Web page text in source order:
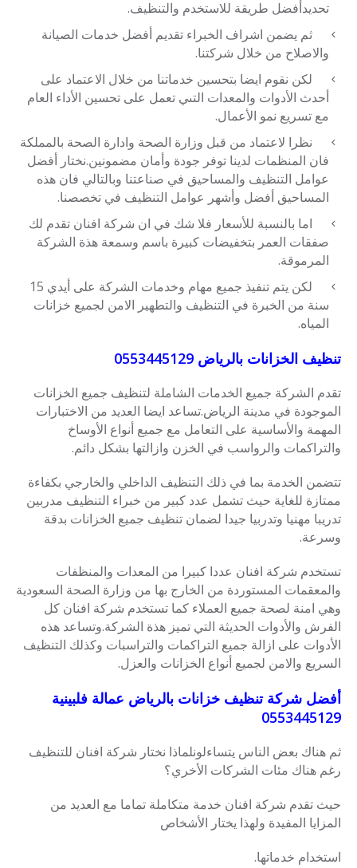
تحديدأفضل طريقة للاستخدم والتنظيف.
ثم يضمن اشراف الخبراء تقديم أفضل خدمات الصيانة
والاصلاح من خلال شركتنا.
لكن نقوم ايضا بتحسين خدماتنا من خلال الاعتماد على
أحدث الأدوات والمعدات التىي تعمل على تحسين الأداء العام
مع تسريع نمو الأعمال.
نظرا لاعتماد من قبل وزارة الصحة وادارة الصحة بالمملكة
فان المنظمات لدينا توفر جودة وأمان مضمونين.نختار أفضل
عوامل التنظيف والمساحيق في صناعتنا وبالتالي فان هذه
المساحيق أفضل وأشهر عوامل التنظيف في تخصصنا.
اما بالنسبة للأسعار فلا شك في ان شركة افنان تقدم لك
صفقات العمر بتخفيضات كبيرة باسم وسمعة هذة الشركة
المرموقة.
لكن يتم تنفيذ جميع مهام وخدمات الشركة على أيدي 15
سنة من الخبرة في التنظيف والتطهير الامن لجميع خزانات
المياه.
تنظيف الخزانات بالرياض 0553445129
تقدم الشركة جميع الخدمات الشاملة لتنظيف جميع الخزانات
الموجودة في مدينة الرياض.تساعد ايضا العديد من الاختبارات
المهمة والأساسية على التعامل مع جميع أنواع الأوساخ
والتراكمات والرواسب في الخزن وازالتها بشكل دائم.
تتضمن الخدمة بما في ذلك التنظيف الداخلي والخارجي بكفاءة
ممتازة للغاية حيث تشمل عدد كبير من خبراء التنظيف مدربين
تدريبا مهنيا وتدربيا جيدا لضمان تنظيف جميع الخزانات بدقة
وسرعة.
تستخدم شركة افنان عددا كبيرا من المعدات والمنظفات
والمعقمات المستوردة من الخارج بها من وزارة الصحة السعودية
وهي امنة لصحة جميع العملاء كما تستخدم شركة افنان كل
الفرش والأدوات الحديثة التي تميز هذة الشركة.وتساعد هذه
الأدوات على ازالة جميع التراكمات والتراسبات وكذلك التنظيف
السريع والامن لجميع أنواع الخزانات والعزل.
أفضل شركة تنظيف خزانات بالرياض عمالة فلبينية
0553445129
ثم هناك بعض الناس يتساءلونلماذا نختار شركة افنان للتنظيف
رغم هناك مئات الشركات الأخري؟
حيث تقدم شركة افنان خدمة متكاملة تماما مع العديد من
المزايا المفيدة ولهذا يختار الأشخاص
استخدام خدماتها.